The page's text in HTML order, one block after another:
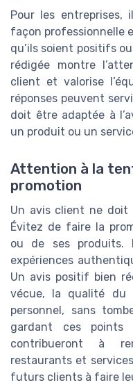
Pour les entreprises,
façon professionnelle
qu’ils soient positifs
rédigée montre
client et valorise
réponses peuvent
doit être adaptée à
un produit ou un
Attention à la
promotion
Un avis client ne doit
Évitez de faire la
ou de ses produits.
expériences
Un avis positif bien
vécue, la qualité du
personnel, sans
gardant ces
contribueront à
restaurants et
futurs clients à faire